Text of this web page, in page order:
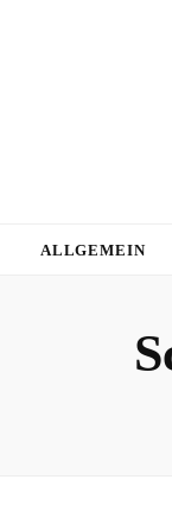
ALLGEMEIN